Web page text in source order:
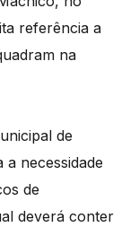
referência a
na
de
necessidade
de
deverá conter